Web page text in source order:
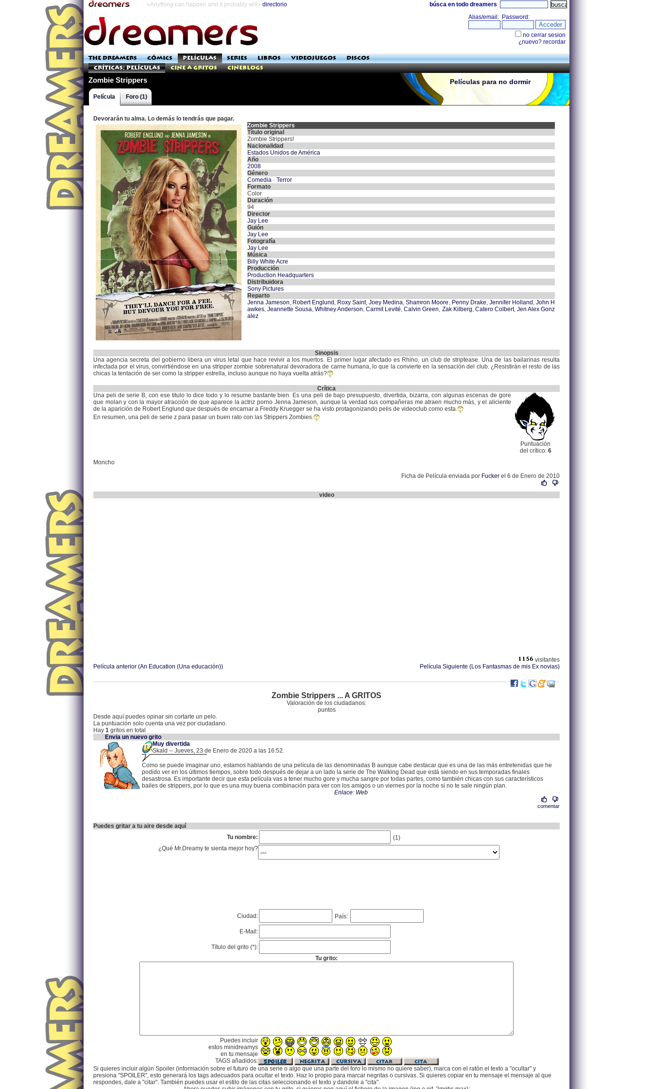
«Anything can happen and it probably will» directorio búsca en todo dreamers
THE DREAMERS CÓMICS PELÍCULAS SERIES LIBROS VIDEOJUEGOS
DISCOS
Críticas: Películas
Cine a Gritos Cineblogs
Zombie Strippers Películas para no dormir
Película Foro (1)
Devorarán tu alma. Lo demás lo tendrás que pagar.
Zombie Strippers
Título original
Zombie Strippers!
Nacionalidad
Estados Unidos de América
Año
2008
Género
Comedia· Terror
Formato
Color
Duración
94
Director
Jay Lee
Guión
Jay Lee
Fotografía
Jay Lee
Música
Billy White Acre
Producción
Production Headquarters
Distribuidora
Sony Pictures
Reparto
Jenna Jameson, Robert Englund , Roxy Saint,Joey Medina,Shamron Moore , Penny Drake, Jennifer Holland , John H
awkes, Jeannette Sousa,Whitney Anderson,Carmit Levité,Calvin Green, Zak Kilberg, Catero Colbert, Jen Alex Gonz
alez
Sinopsis
Una agencia secreta del gobierno libera un virus letal que hace revivir a los muertos. El primer lugar afectado es Rhino, un club de striptease. Una de las bailarinas resulta
infectada por el virus, convirtiéndose en una stripper zombie sobrenatural devoradora de carne humana, lo que la convierte en la sensación del club. ¿Resistirán el resto de las
chicas la tentación de ser como la stripper estrella, incluso aunque no haya vuelta atrás?
Crítica
Puntuación
del crítico: 6
Una peli de serie B, con ese titulo lo dice todo y lo resume bastante bien. Es una peli de bajo presupuesto, divertida, bizarra, con algunas escenas de gore
que molan y con la mayor atracción de que aparece la actriz porno Jenna Jameson, aunque la verdad sus compañeras me atraen mucho más, y el aliciente
de la aparición de Robert Englund que después de encarnar a Freddy Kruegger se ha visto protagonizando pelis de videoclub como esta.
En resumen, una peli de serie z para pasar un buen rato con las Strippers Zombies.
Moncho
Ficha de Película enviada por Fucker el 6 de Enero de 2010
video
visitantes
Película anterior (An Education (Una educación))
Película Siguiente (Los Fantasmas de mis Ex novias)
Zombie Strippers ... A GRITOS
Valoración de los ciudadanos:
puntos
Desde aquí puedes opinar sin cortarte un pelo.
La puntuación solo cuenta una vez por ciudadano.
Hay 1 gritos en total
Envia un nuevo grito
Muy divertida
Skald -- Jueves, 23 de Enero de 2020 a las 16:52.
Como se puede imaginar uno, estamos hablando de una película de las denominadas B aunque cabe destacar que es una de las más entretenidas que he
podido ver en los últimos tiempos, sobre todo después de dejar a un lado la serie de The Walking Dead que está siendo en sus temporadas finales
desastrosa. Es importante decir que esta película vas a tener mucho gore y mucha sangre por todas partes, como también chicas con sus característicos
bailes de strippers, por lo que es una muy buena combinación para ver con los amigos o un viernes por la noche si no te sale ningún plan.
Enlace: Web
comentar
Puedes gritar a tu aire desde aquí
Tu nombre:
(1)
¿Qué Mr.Dreamy te sienta mejor hoy?
Ciudad: País:
E-Mail:
Título del grito (*):
Tu grito:
Puedes incluir
estos minidreamys
en tu mensaje
TAGS añadidos:
Si quieres incluir algún Spoiler (información sobre el futuro de una serie o algo que una parte del foro lo mismo no quiere saber), marca con el ratón el texto a "ocultar" y
presiona "SPOILER", esto generará los tags adecuados para ocultar el texto. Haz lo propio para marcar negritas o cursivas. Si quieres copiar en tu mensaje el mensaje al que
respondes, dale a "citar". También puedes usar el estilo de las citas seleccionando el texto y dandole a "cita".